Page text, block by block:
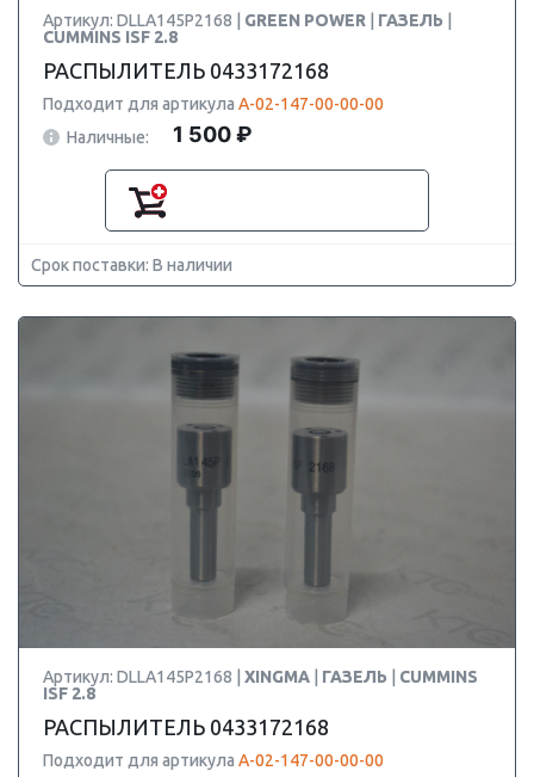
Артикул: DLLA145P2168 | GREEN POWER ГАЗЕЛЬ
CUMMINS ISF 2.8
РАСПЫЛИТЕЛЬ 0433172168
Подходит для артикула А-02-147-00-00-00
Наличные:
1 500 ₽
Срок поставки: В наличии
Артикул: DLLA145P2168 | XINGMA ГАЗЕЛЬ
CUMMINS
ISF 2.8
РАСПЫЛИТЕЛЬ 0433172168
Подходит для артикула А-02-147-00-00-00